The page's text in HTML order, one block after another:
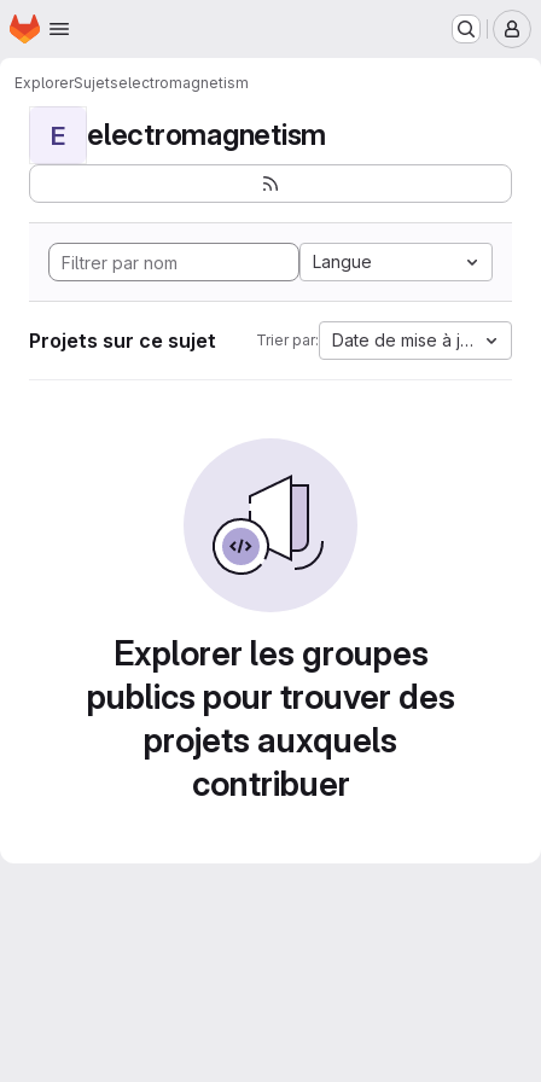
Passer au contenu principal
Page d'accueil
ExplorerSujetselectromagnetism
E electromagnetism
Langue
Projets sur ce sujet Trier par: Date de mise à jour
Explorer les groupes
publics pour trouver des
projets auxquels
contribuer